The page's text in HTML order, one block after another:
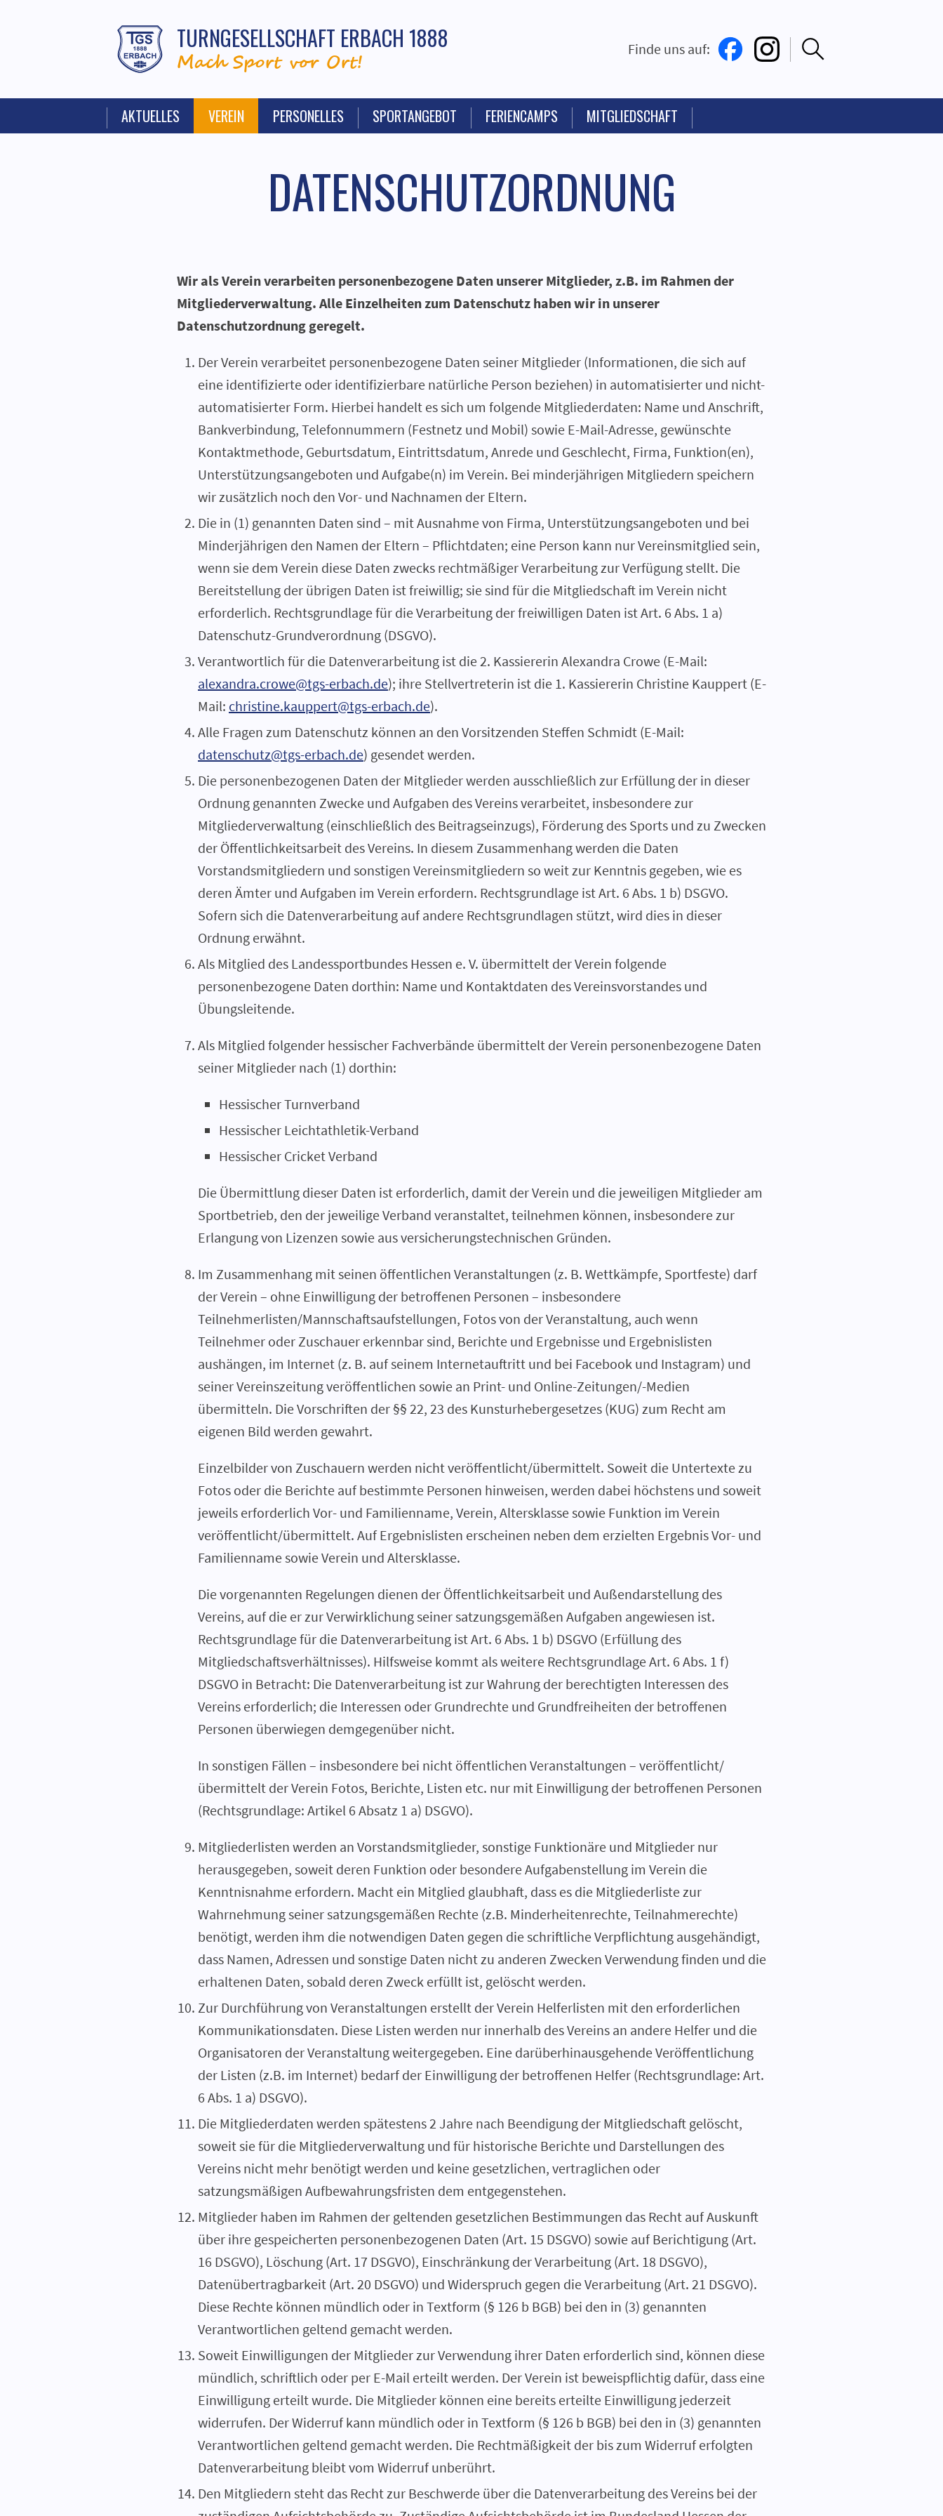
DATENSCHUTZORDNUNG
Wir als Verein verarbeiten personenbezogene Daten unserer Mitglieder, z.B. im Rahmen der
Mitgliederverwaltung. Alle Einzelheiten zum Datenschutz haben wir in unserer
Datenschutzordnung geregelt.
Der Verein verarbeitet personenbezogene Daten seiner Mitglieder (Informationen, die sich auf
eine identifizierte oder identifizierbare natürliche Person beziehen) in automatisierter und nicht-
automatisierter Form. Hierbei handelt es sich um folgende Mitgliederdaten: Name und Anschrift,
Bankverbindung, Telefonnummern (Festnetz und Mobil) sowie E-Mail-Adresse, gewünschte
Kontaktmethode, Geburtsdatum, Eintrittsdatum, Anrede und Geschlecht, Firma, Funktion(en),
Unterstützungsangeboten und Aufgabe(n) im Verein. Bei minderjährigen Mitgliedern speichern
wir zusätzlich noch den Vor- und Nachnamen der Eltern.
Die in (1) genannten Daten sind – mit Ausnahme von Firma, Unterstützungsangeboten und bei
Minderjährigen den Namen der Eltern – Pflichtdaten; eine Person kann nur Vereinsmitglied sein,
wenn sie dem Verein diese Daten zwecks rechtmäßiger Verarbeitung zur Verfügung stellt. Die
Bereitstellung der übrigen Daten ist freiwillig; sie sind für die Mitgliedschaft im Verein nicht
erforderlich. Rechtsgrundlage für die Verarbeitung der freiwilligen Daten ist Art. 6 Abs. 1 a)
Datenschutz-Grundverordnung (DSGVO).
Verantwortlich für die Datenverarbeitung ist die 2. Kassiererin Alexandra Crowe (E-Mail:
alexandra.crowe@tgs-erbach.de); ihre Stellvertreterin ist die 1. Kassiererin Christine Kauppert (E-
Mail: christine.kauppert@tgs-erbach.de).
Alle Fragen zum Datenschutz können an den Vorsitzenden Steffen Schmidt (E-Mail:
datenschutz@tgs-erbach.de) gesendet werden.
Die personenbezogenen Daten der Mitglieder werden ausschließlich zur Erfüllung der in dieser
Ordnung genannten Zwecke und Aufgaben des Vereins verarbeitet, insbesondere zur
Mitgliederverwaltung (einschließlich des Beitragseinzugs), Förderung des Sports und zu Zwecken
der Öffentlichkeitsarbeit des Vereins. In diesem Zusammenhang werden die Daten
Vorstandsmitgliedern und sonstigen Vereinsmitgliedern so weit zur Kenntnis gegeben, wie es
deren Ämter und Aufgaben im Verein erfordern. Rechtsgrundlage ist Art. 6 Abs. 1 b) DSGVO.
Sofern sich die Datenverarbeitung auf andere Rechtsgrundlagen stützt, wird dies in dieser
Ordnung erwähnt.
Als Mitglied des Landessportbundes Hessen e. V. übermittelt der Verein folgende
personenbezogene Daten dorthin: Name und Kontaktdaten des Vereinsvorstandes und
Übungsleitende.
Als Mitglied folgender hessischer Fachverbände übermittelt der Verein personenbezogene Daten
seiner Mitglieder nach (1) dorthin:
Hessischer Turnverband
Hessischer Leichtathletik-Verband
Hessischer Cricket Verband
Die Übermittlung dieser Daten ist erforderlich, damit der Verein und die jeweiligen Mitglieder am
Sportbetrieb, den der jeweilige Verband veranstaltet, teilnehmen können, insbesondere zur
Erlangung von Lizenzen sowie aus versicherungstechnischen Gründen.
Im Zusammenhang mit seinen öffentlichen Veranstaltungen (z. B. Wettkämpfe, Sportfeste) darf
der Verein – ohne Einwilligung der betroffenen Personen – insbesondere
Teilnehmerlisten/Mannschaftsaufstellungen, Fotos von der Veranstaltung, auch wenn
Teilnehmer oder Zuschauer erkennbar sind, Berichte und Ergebnisse und Ergebnislisten
aushängen, im Internet (z. B. auf seinem Internetauftritt und bei Facebook und Instagram) und
seiner Vereinszeitung veröffentlichen sowie an Print- und Online-Zeitungen/-Medien
übermitteln. Die Vorschriften der §§ 22, 23 des Kunsturhebergesetzes (KUG) zum Recht am
eigenen Bild werden gewahrt.
Einzelbilder von Zuschauern werden nicht veröffentlicht/übermittelt. Soweit die Untertexte zu
Fotos oder die Berichte auf bestimmte Personen hinweisen, werden dabei höchstens und soweit
jeweils erforderlich Vor- und Familienname, Verein, Altersklasse sowie Funktion im Verein
veröffentlicht/übermittelt. Auf Ergebnislisten erscheinen neben dem erzielten Ergebnis Vor- und
Familienname sowie Verein und Altersklasse.
Die vorgenannten Regelungen dienen der Öffentlichkeitsarbeit und Außendarstellung des
Vereins, auf die er zur Verwirklichung seiner satzungsgemäßen Aufgaben angewiesen ist.
Rechtsgrundlage für die Datenverarbeitung ist Art. 6 Abs. 1 b) DSGVO (Erfüllung des
Mitgliedschaftsverhältnisses). Hilfsweise kommt als weitere Rechtsgrundlage Art. 6 Abs. 1 f)
DSGVO in Betracht: Die Datenverarbeitung ist zur Wahrung der berechtigten Interessen des
Vereins erforderlich; die Interessen oder Grundrechte und Grundfreiheiten der betroffenen
Personen überwiegen demgegenüber nicht.
In sonstigen Fällen – insbesondere bei nicht öffentlichen Veranstaltungen – veröffentlicht/
übermittelt der Verein Fotos, Berichte, Listen etc. nur mit Einwilligung der betroffenen Personen
(Rechtsgrundlage: Artikel 6 Absatz 1 a) DSGVO).
Mitgliederlisten werden an Vorstandsmitglieder, sonstige Funktionäre und Mitglieder nur
herausgegeben, soweit deren Funktion oder besondere Aufgabenstellung im Verein die
Kenntnisnahme erfordern. Macht ein Mitglied glaubhaft, dass es die Mitgliederliste zur
Wahrnehmung seiner satzungsgemäßen Rechte (z.B. Minderheitenrechte, Teilnahmerechte)
benötigt, werden ihm die notwendigen Daten gegen die schriftliche Verpflichtung ausgehändigt,
dass Namen, Adressen und sonstige Daten nicht zu anderen Zwecken Verwendung finden und die
erhaltenen Daten, sobald deren Zweck erfüllt ist, gelöscht werden.
Zur Durchführung von Veranstaltungen erstellt der Verein Helferlisten mit den erforderlichen
Kommunikationsdaten. Diese Listen werden nur innerhalb des Vereins an andere Helfer und die
Organisatoren der Veranstaltung weitergegeben. Eine darüberhinausgehende Veröffentlichung
der Listen (z.B. im Internet) bedarf der Einwilligung der betroffenen Helfer (Rechtsgrundlage: Art.
6 Abs. 1 a) DSGVO).
Die Mitgliederdaten werden spätestens 2 Jahre nach Beendigung der Mitgliedschaft gelöscht,
soweit sie für die Mitgliederverwaltung und für historische Berichte und Darstellungen des
Vereins nicht mehr benötigt werden und keine gesetzlichen, vertraglichen oder
satzungsmäßigen Aufbewahrungsfristen dem entgegenstehen.
Mitglieder haben im Rahmen der geltenden gesetzlichen Bestimmungen das Recht auf Auskunft
über ihre gespeicherten personenbezogenen Daten (Art. 15 DSGVO) sowie auf Berichtigung (Art.
16 DSGVO), Löschung (Art. 17 DSGVO), Einschränkung der Verarbeitung (Art. 18 DSGVO),
Datenübertragbarkeit (Art. 20 DSGVO) und Widerspruch gegen die Verarbeitung (Art. 21 DSGVO).
Diese Rechte können mündlich oder in Textform (§ 126 b BGB) bei den in (3) genannten
Verantwortlichen geltend gemacht werden.
Soweit Einwilligungen der Mitglieder zur Verwendung ihrer Daten erforderlich sind, können diese
mündlich, schriftlich oder per E-Mail erteilt werden. Der Verein ist beweispflichtig dafür, dass eine
Einwilligung erteilt wurde. Die Mitglieder können eine bereits erteilte Einwilligung jederzeit
widerrufen. Der Widerruf kann mündlich oder in Textform (§ 126 b BGB) bei den in (3) genannten
Verantwortlichen geltend gemacht werden. Die Rechtmäßigkeit der bis zum Widerruf erfolgten
Datenverarbeitung bleibt vom Widerruf unberührt.
Den Mitgliedern steht das Recht zur Beschwerde über die Datenverarbeitung des Vereins bei der
TURNGESELLSCHAFT ERBACH 1888
Mach Sport vor Ort!
Finde uns auf:
AKTUELLES VEREIN PERSONELLES SPORTANGEBOT FERIENCAMPS MITGLIEDSCHAFT